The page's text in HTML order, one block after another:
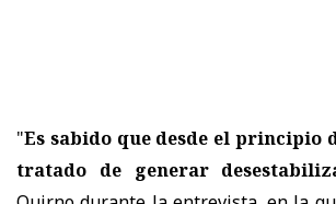
"Es sabido que desde el principio
tratado de generar